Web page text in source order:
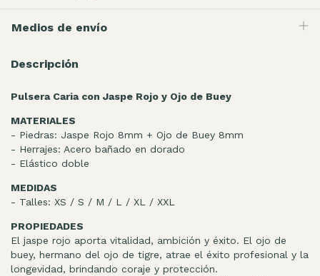
Medios de envío
Descripción
Pulsera Caria con Jaspe Rojo y Ojo de Buey
MATERIALES
- Piedras: Jaspe Rojo 8mm + Ojo de Buey 8mm
- Herrajes: Acero bañado en dorado
- Elástico doble
MEDIDAS
- Talles: XS / S / M / L / XL / XXL
PROPIEDADES
El jaspe rojo aporta vitalidad, ambición y éxito. El ojo de
buey, hermano del ojo de tigre, atrae el éxito profesional y la
longevidad, brindando coraje y protección.